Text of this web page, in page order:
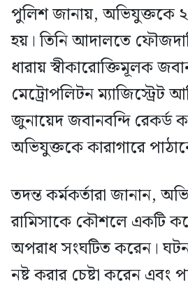
পুলিশ জানায়, অভিযুক্তকে
হয়। তিনি আদালতে
ধারায় স্বীকারোক্তিমূলক
মেট্রোপলিটন ম্যাজিস্ট্রেট
জুনায়েদ জবানবন্দি রেকর্ড
অভিযুক্তকে কারাগারে
তদন্ত কর্মকর্তারা জানান,
রামিসাকে কৌশলে একটি
অপরাধ সংঘটিত করেন।
নষ্ট করার চেষ্টা করেন এবং